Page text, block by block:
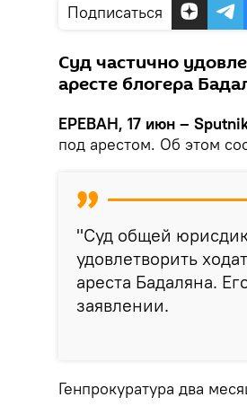
Подписаться
Суд частично
аресте блогера
ЕРЕВАН, 17 июн –
под арестом. Об этом
"Суд общей
удовлетворить
ареста Бадаляна.
заявлении.
Генпрокуратура два